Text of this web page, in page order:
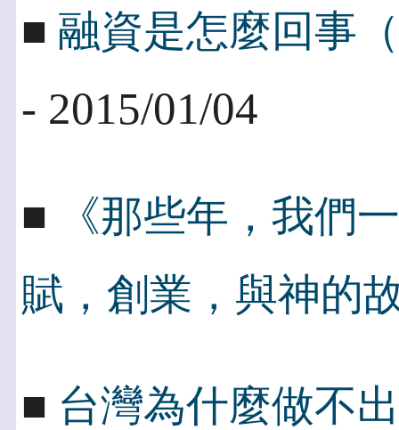
■ 融資是怎麼回事
- 2015/01/04
■
《那些年，我們
賦，創業，與神的
■ 台灣為什麼做不